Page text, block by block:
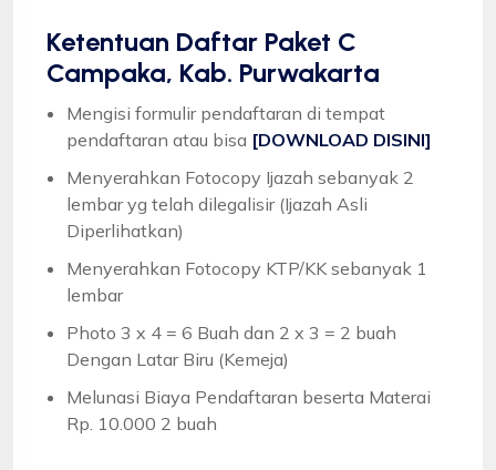
Ketentuan Daftar Paket C
Campaka, Kab. Purwakarta
Mengisi formulir pendaftaran di tempat
pendaftaran atau bisa [DOWNLOAD DISINI]
Menyerahkan Fotocopy Ijazah sebanyak 2
lembar yg telah dilegalisir (Ijazah Asli
Diperlihatkan)
Menyerahkan Fotocopy KTP/KK sebanyak 1
lembar
Photo 3 x 4 = 6 Buah dan 2 x 3 = 2 buah
Dengan Latar Biru (Kemeja)
Melunasi Biaya Pendaftaran beserta Materai
Rp. 10.000 2 buah